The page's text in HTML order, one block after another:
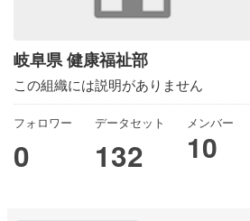
岐阜県 健康福祉部
この組織には説明がありません
フォロワー
0
データセット
132
メンバー
10